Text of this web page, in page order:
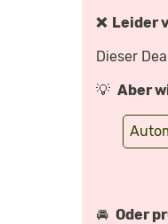
❌ Leider
Dieser
💡 Aber
🚘 Oder
REVIEW
MOTOR
VON
YOUTUBE